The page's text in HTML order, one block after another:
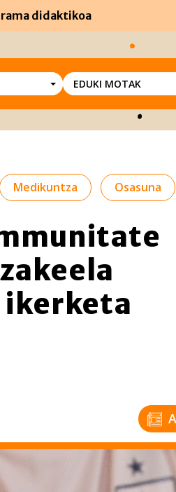
didaktikoa
EDUKI MOTAK
Medikuntza Osasuna